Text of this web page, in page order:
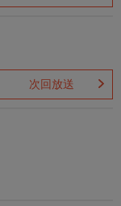
次回放送